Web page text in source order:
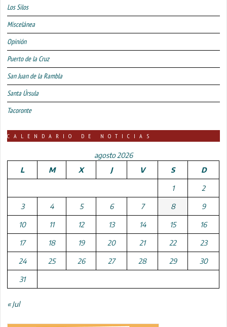
Los Silos
Miscelánea
Opinión
Puerto de la Cruz
San Juan de la Rambla
Santa Úrsula
Tacoronte
CALENDARIO DE NOTICIAS
agosto 2026
L
M X J V S D
1 2
3 4 5 6 7 8 9
10 11 12 13 14 15 16
17 18 19 20 21 22 23
24 25 26 27 28 29 30
31
« Jul